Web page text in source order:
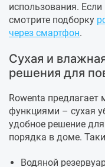
использования.
смотрите подборку
через смартфон.
Сухая и
решения для
Rowenta
функциями – сухая
удобное решение
порядка в доме.
Водяной